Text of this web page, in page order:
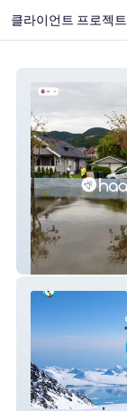
클라이언트 프로젝트
haawal